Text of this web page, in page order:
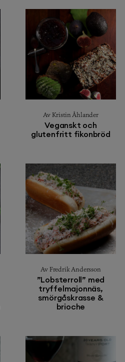
Av Kristin Åhlander
Veganskt och
glutenfritt fikonbröd
Av Fredrik Andersson
”Lobsterroll” med
tryffelmajonnäs,
smörgåskrasse &
brioche